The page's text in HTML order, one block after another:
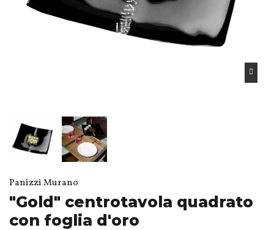
Panizzi Murano
"Gold" centrotavola quadrato
con foglia d'oro